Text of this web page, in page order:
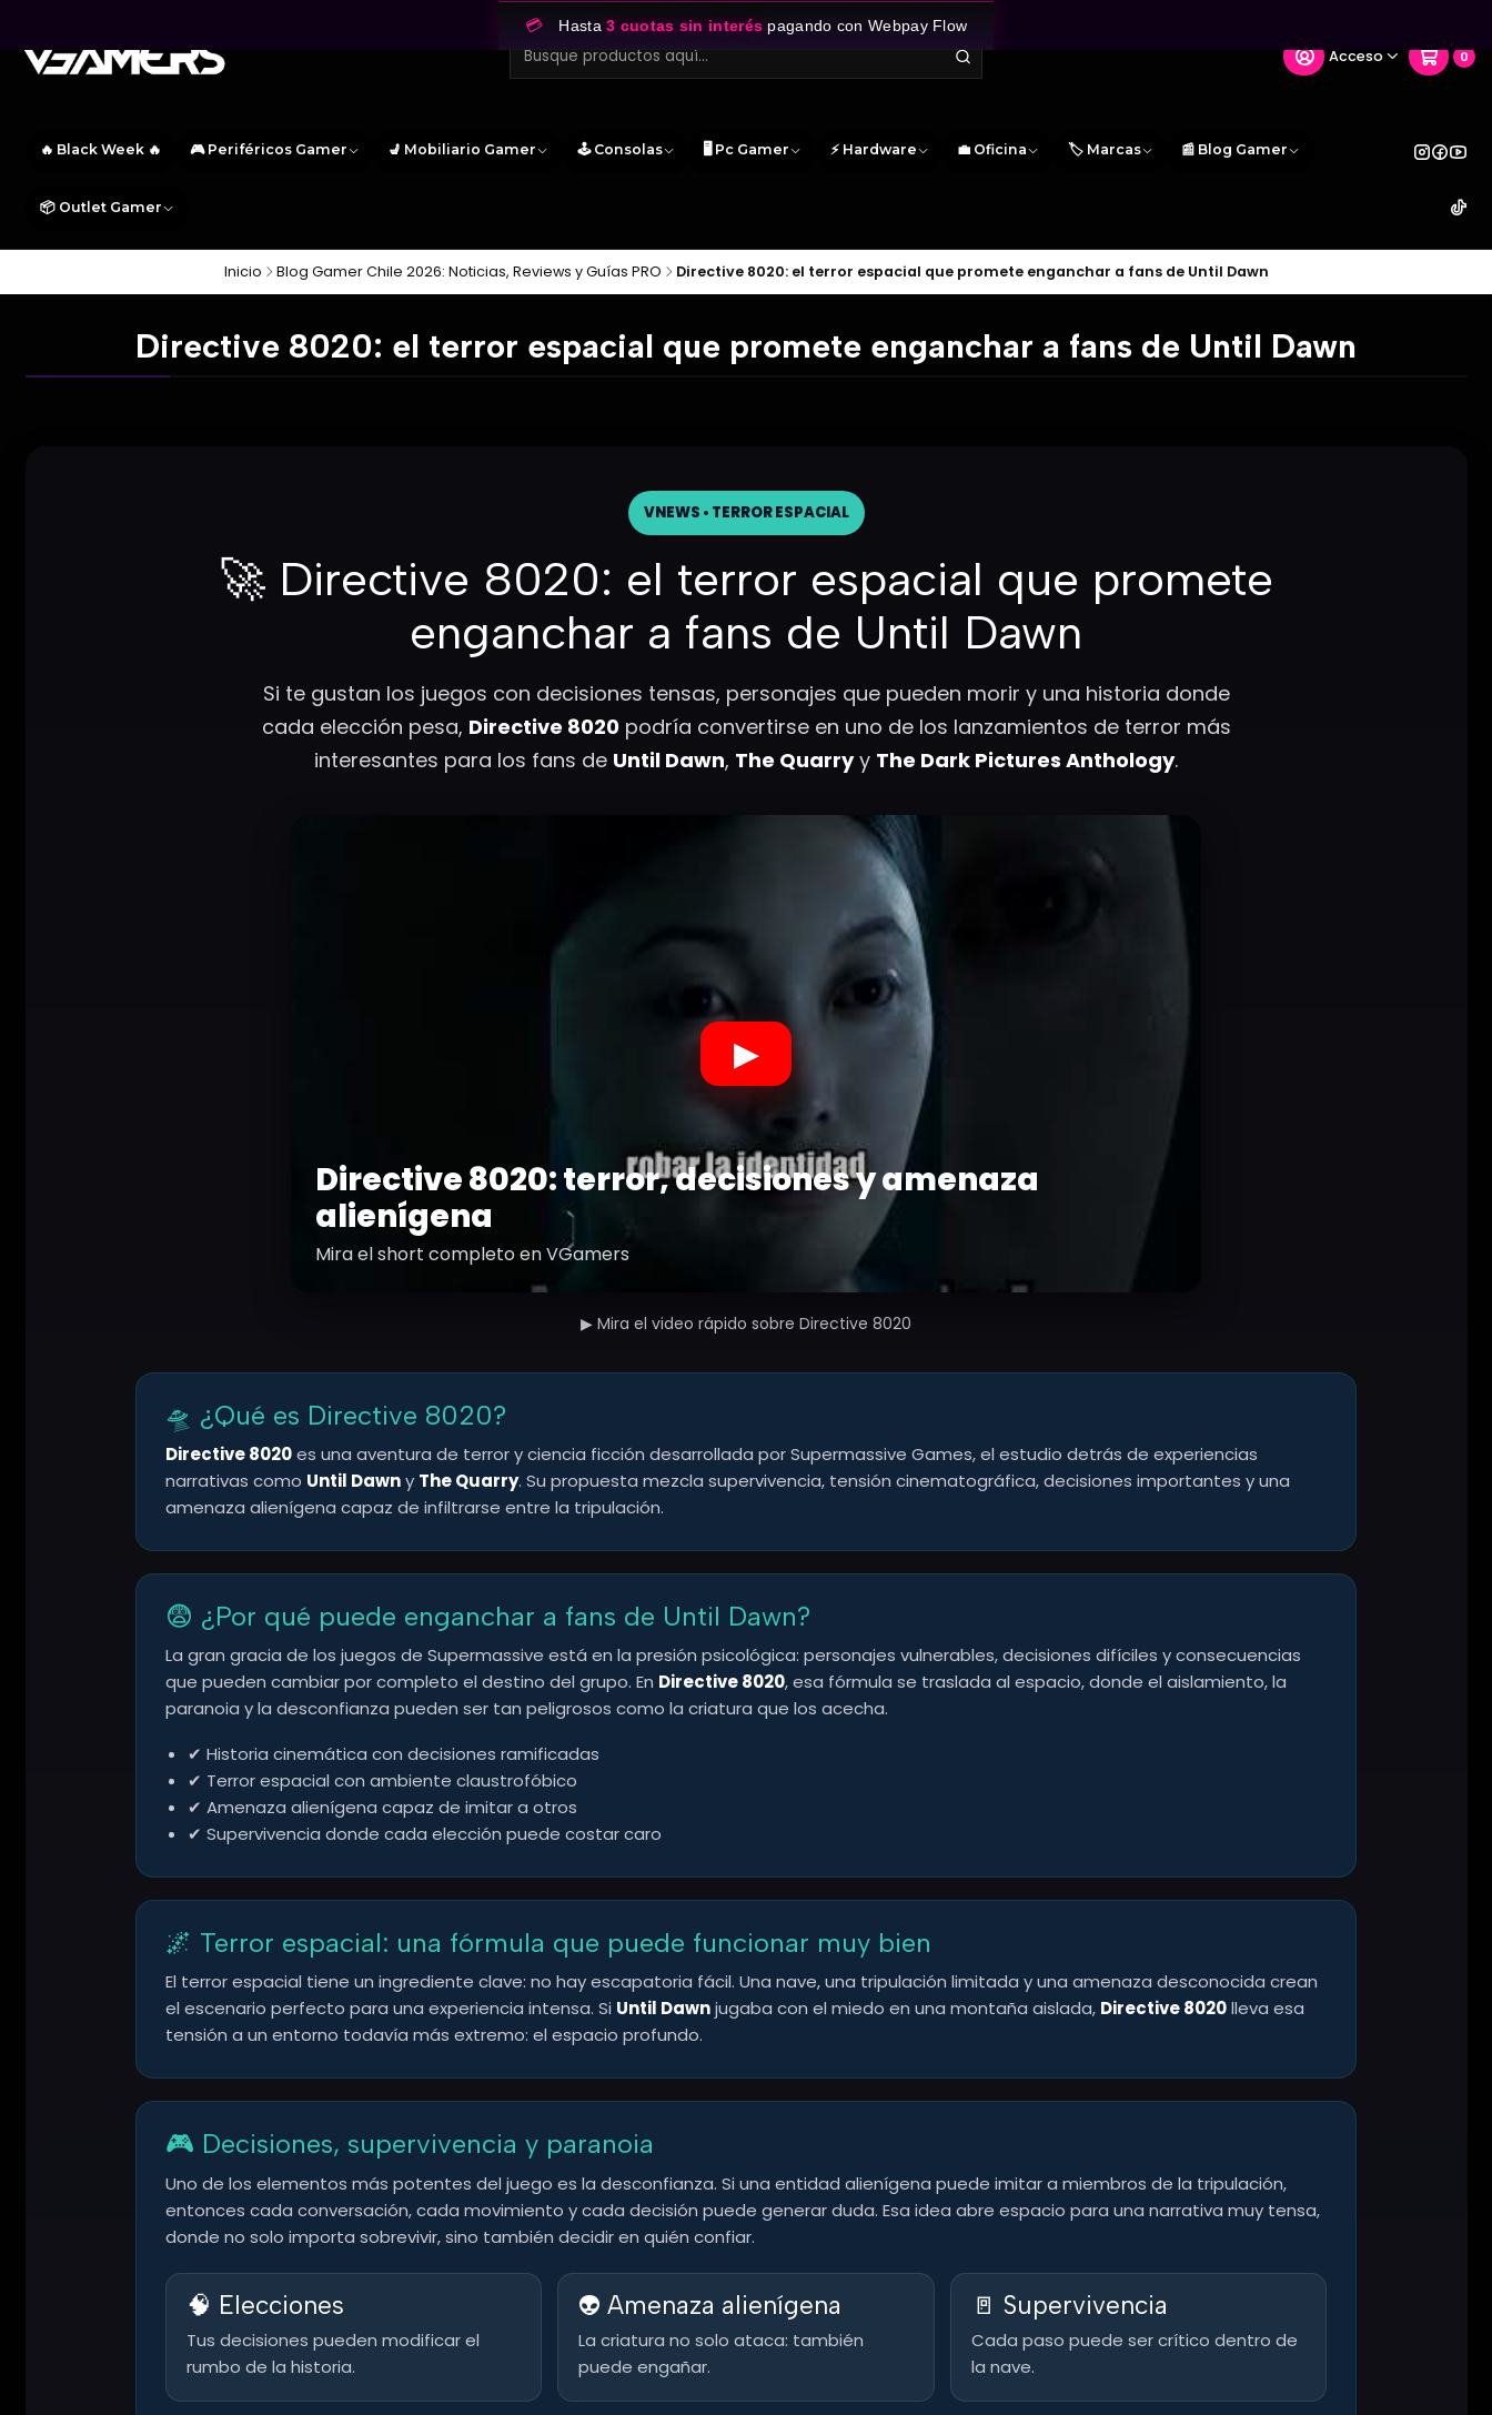
Acceso 0
🔥 Black Week 🔥 🎮 Periféricos Gamer 💺 Mobiliario Gamer 🕹️ Consolas 🖥️ Pc Gamer ⚡ Hardware 💼 Oficina 🏷️ Marcas 📰 Blog Gamer
📦 Outlet Gamer
💳 Hasta3 cuotas sin interés pagando con Webpay Flow
Inicio Blog Gamer Chile 2026: Noticias, Reviews y Guías PRO Directive 8020: el terror espacial que promete enganchar a fans de Until Dawn
Directive 8020: el terror espacial que promete enganchar a fans de Until Dawn
VNEWS • TERROR ESPACIAL
🚀 Directive 8020: el terror espacial que promete
enganchar a fans de Until Dawn
Si te gustan los juegos con decisiones tensas, personajes que pueden morir y una historia donde
cada elección pesa, Directive 8020podría convertirse en uno de los lanzamientos de terror más
interesantes para los fans de Until Dawn, The Quarryy The Dark Pictures Anthology.
▶
Directive 8020: terror, decisiones y amenaza
alienígena
Mira el short completo en VGamers
▶ Mira el video rápido sobre Directive 8020
🛸 ¿Qué es Directive 8020?
Directive 8020es una aventura de terror y ciencia ficción desarrollada por Supermassive Games, el estudio detrás de experiencias
narrativas como Until Dawny The Quarry. Su propuesta mezcla supervivencia, tensión cinematográfica, decisiones importantes y una
amenaza alienígena capaz de infiltrarse entre la tripulación.
😨 ¿Por qué puede enganchar a fans de Until Dawn?
La gran gracia de los juegos de Supermassive está en la presión psicológica: personajes vulnerables, decisiones difíciles y consecuencias
que pueden cambiar por completo el destino del grupo. En Directive 8020, esa fórmula se traslada al espacio, donde el aislamiento, la
paranoia y la desconfianza pueden ser tan peligrosos como la criatura que los acecha.
✔ Historia cinemática con decisiones ramificadas
✔ Terror espacial con ambiente claustrofóbico
✔ Amenaza alienígena capaz de imitar a otros
✔ Supervivencia donde cada elección puede costar caro
🌌 Terror espacial: una fórmula que puede funcionar muy bien
El terror espacial tiene un ingrediente clave: no hay escapatoria fácil. Una nave, una tripulación limitada y una amenaza desconocida crean
el escenario perfecto para una experiencia intensa. Si Until Dawnjugaba con el miedo en una montaña aislada, Directive 8020lleva esa
tensión a un entorno todavía más extremo: el espacio profundo.
🎮 Decisiones, supervivencia y paranoia
Uno de los elementos más potentes del juego es la desconfianza. Si una entidad alienígena puede imitar a miembros de la tripulación,
entonces cada conversación, cada movimiento y cada decisión puede generar duda. Esa idea abre espacio para una narrativa muy tensa,
donde no solo importa sobrevivir, sino también decidir en quién confiar.
🧠 Elecciones
Tus decisiones pueden modificar el
rumbo de la historia.
👽 Amenaza alienígena
La criatura no solo ataca: también
puede engañar.
🚪 Supervivencia
Cada paso puede ser crítico dentro de
la nave.